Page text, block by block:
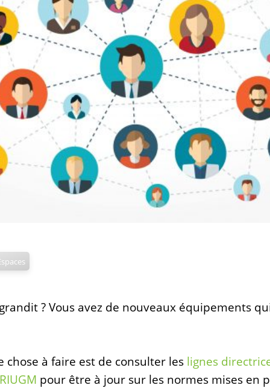
? Vous avez de nouveaux équipements
chose à faire est de consulter les lignes
pour être à jour sur les normes mises en